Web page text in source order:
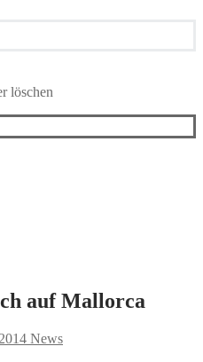
löschen
auf Mallorca
News